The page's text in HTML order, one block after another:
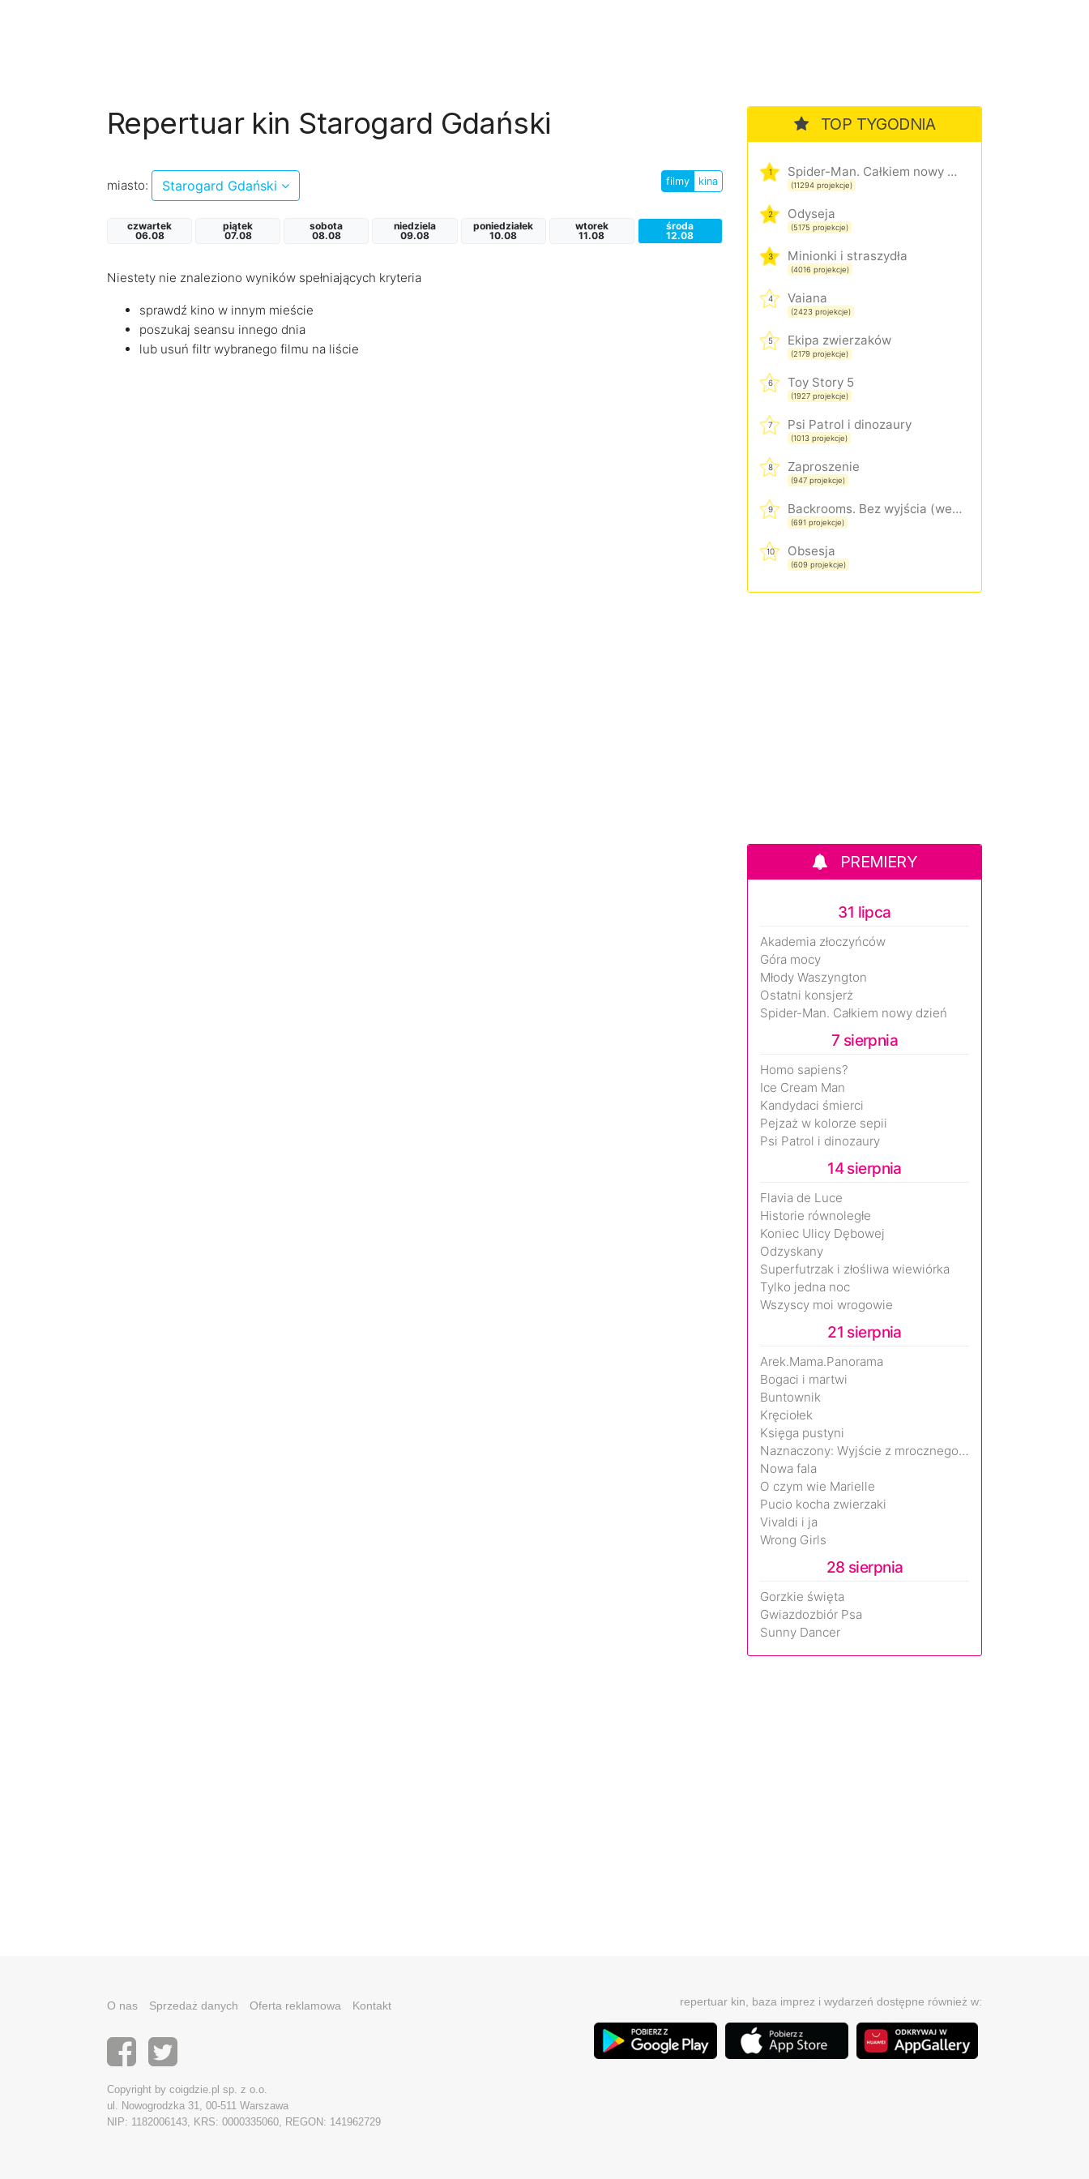
Repertuar kin Starogard Gdański
miasto: Starogard Gdański filmy kina
czwartek
06.08
piątek
07.08
sobota
08.08
niedziela
09.08
poniedziałek
10.08
wtorek
11.08
środa
12.08
Niestety nie znaleziono wyników spełniających kryteria
sprawdź kino w innym mieście
poszukaj seansu innego dnia
lub usuń filtr wybranego filmu na liście
TOP TYGODNIA
1 Spider-Man. Całkiem nowy dzień
(11294 projekcje)
2 Odyseja
(5175 projekcje)
3 Minionki i straszydła
(4016 projekcje)
4 Vaiana
(2423 projekcje)
5 Ekipa zwierzaków
(2179 projekcje)
6 Toy Story 5
(1927 projekcje)
7 Psi Patrol i dinozaury
(1013 projekcje)
8 Zaproszenie
(947 projekcje)
9 Backrooms. Bez wyjścia (wersja rozszerzona)
(691 projekcje)
10 Obsesja
(609 projekcje)
PREMIERY
31 lipca
Akademia złoczyńców
Góra mocy
Młody Waszyngton
Ostatni konsjerż
Spider-Man. Całkiem nowy dzień
7 sierpnia
Homo sapiens?
Ice Cream Man
Kandydaci śmierci
Pejzaż w kolorze sepii
Psi Patrol i dinozaury
14 sierpnia
Flavia de Luce
Historie równoległe
Koniec Ulicy Dębowej
Odzyskany
Superfutrzak i złośliwa wiewiórka
Tylko jedna noc
Wszyscy moi wrogowie
21 sierpnia
Arek.Mama.Panorama
Bogaci i martwi
Buntownik
Kręciołek
Księga pustyni
Naznaczony: Wyjście z mrocznego wymiaru
Nowa fala
O czym wie Marielle
Pucio kocha zwierzaki
Vivaldi i ja
Wrong Girls
28 sierpnia
Gorzkie święta
Gwiazdozbiór Psa
Sunny Dancer
O nas Sprzedaż danych Oferta reklamowa Kontakt
Copyright by coigdzie.pl sp. z o.o.
ul. Nowogrodzka 31, 00-511 Warszawa
NIP: 1182006143, KRS: 0000335060, REGON: 141962729
repertuar kin, baza imprez i wydarzeń dostępne również w: